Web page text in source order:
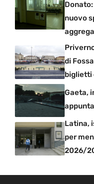
nuovo
di
biglietti
Gaeta,
Latina,
per
2026/